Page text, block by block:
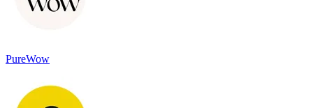
PureWow